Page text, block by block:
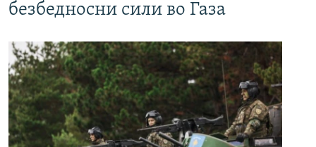
безбедносни сили во Газа